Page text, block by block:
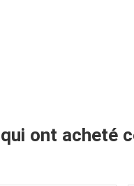
ont acheté